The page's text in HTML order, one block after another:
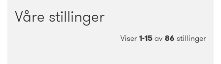
Våre stillinger
Viser1-15av86 stillinger